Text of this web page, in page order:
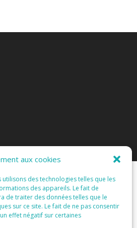
aux cookies
des technologies telles que les
des appareils. Le fait de
de traiter des données telles que le
sur ce site. Le fait de ne pas consentir
effet négatif sur certaines